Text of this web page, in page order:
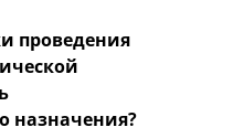
проведения
назначения?